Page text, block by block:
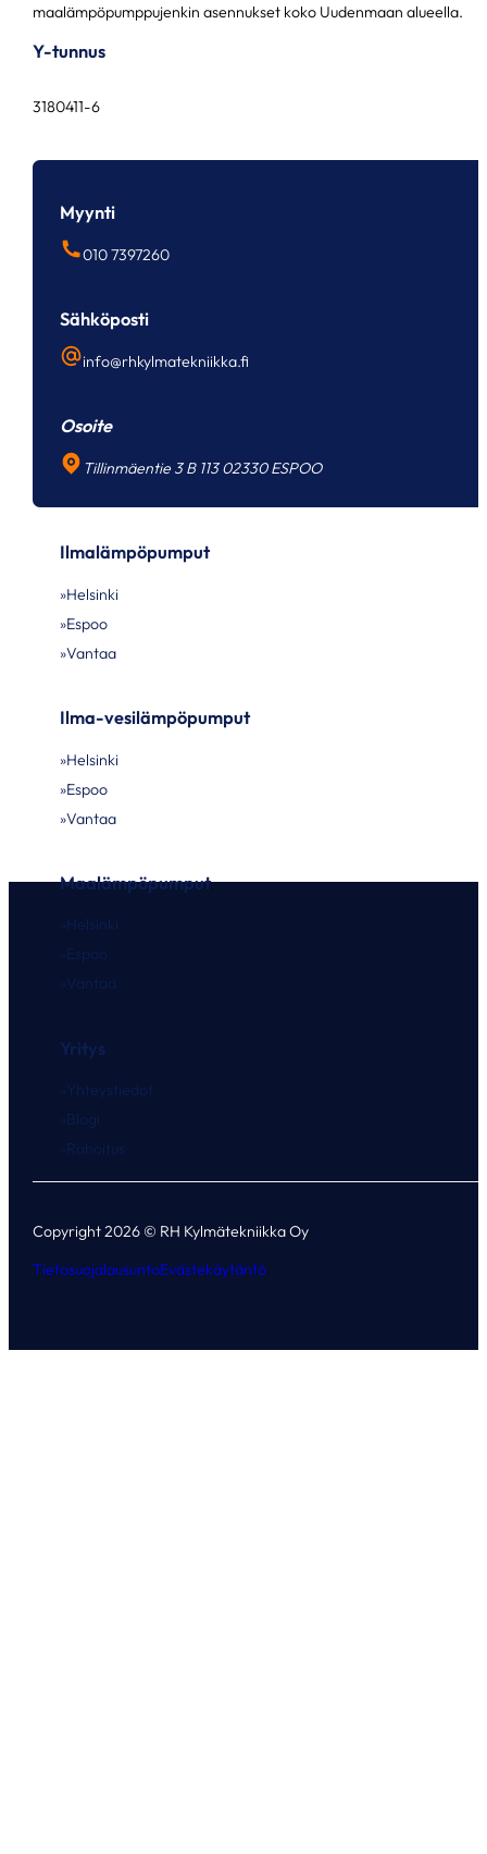
maalämpöpumppujenkin asennukset koko Uudenmaan alueella.
Y-tunnus
3180411-6
Myynti
010 7397260
Sähköposti
info@rhkylmatekniikka.fi
Osoite
Tillinmäentie 3 B 113 02330 ESPOO
Ilmalämpöpumput
Helsinki
Espoo
Vantaa
Ilma-vesilämpöpumput
Helsinki
Espoo
Vantaa
Maalämpöpumput
Helsinki
Espoo
Vantaa
Yritys
Yhteystiedot
Blogi
Rahoitus
Copyright 2026 © RH Kylmätekniikka Oy
TietosuojalausuntoEvästekäytäntö